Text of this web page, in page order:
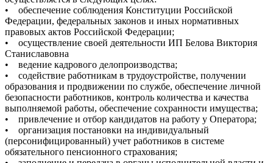
• обеспечение соблюдения Конституции Российской
Федерации, федеральных законов и иных нормативных
правовых актов Российской Федерации;
• осуществление своей деятельности ИП Белова Виктория
Станиславовна
• ведение кадрового делопроизводства;
• содействие работникам в трудоустройстве, получении
образования и продвижении по службе, обеспечение личной
безопасности работников, контроль количества и качества
выполняемой работы, обеспечение сохранности имущества;
• привлечение и отбор кандидатов на работу у Оператора;
• организация постановки на индивидуальный
(персонифицированный) учет работников в системе
обязательного пенсионного страхования;